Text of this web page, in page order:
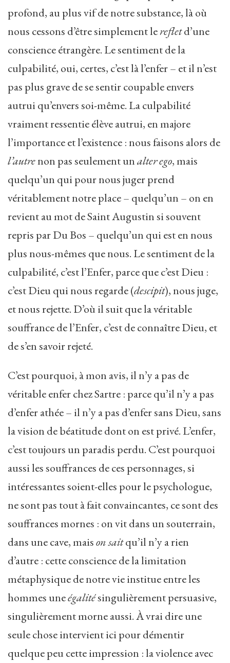
profond, au plus vif de notre substance, là où
nous cessons d’être simplement lerefletd’une
conscience étrangère. Le sentiment de la
culpabilité, oui, certes, c’est là l’enfer – et il n’est
pas plus grave de se sentir coupable envers
autrui qu’envers soi-même. La culpabilité
vraiment ressentie élève autrui, en majore
l’importance et l’existence : nous faisons alors de
l’autrenon pas seulement unalter ego, mais
quelqu’un qui pour nous juger prend
véritablement notre place – quelqu’un – on en
revient au mot de Saint Augustin si souvent
repris par Du Bos – quelqu’un qui est en nous
plus nous-mêmes que nous. Le sentiment de la
culpabilité, c’est l’Enfer, parce que c’est Dieu :
c’est Dieu qui nous regarde (descipit), nous juge,
et nous rejette. D’où il suit que la véritable
souffrance de l’Enfer, c’est de connaître Dieu, et
de s’en savoir rejeté.
C’est pourquoi, à mon avis, il n’y a pas de
véritable enfer chez Sartre : parce qu’il n’y a pas
d’enfer athée – il n’y a pas d’enfer sans Dieu, sans
la vision de béatitude dont on est privé. L’enfer,
c’est toujours un paradis perdu. C’est pourquoi
aussi les souffrances de ces personnages, si
intéressantes soient-elles pour le psychologue,
ne sont pas tout à fait convaincantes, ce sont des
souffrances mornes : on vit dans un souterrain,
dans une cave, maison saitqu’il n’y a rien
d’autre : cette conscience de la limitation
métaphysique de notre vie institue entre les
hommes uneégalitésingulièrement persuasive,
singulièrement morne aussi. À vrai dire une
seule chose intervient ici pour démentir
quelque peu cette impression : la violence avec